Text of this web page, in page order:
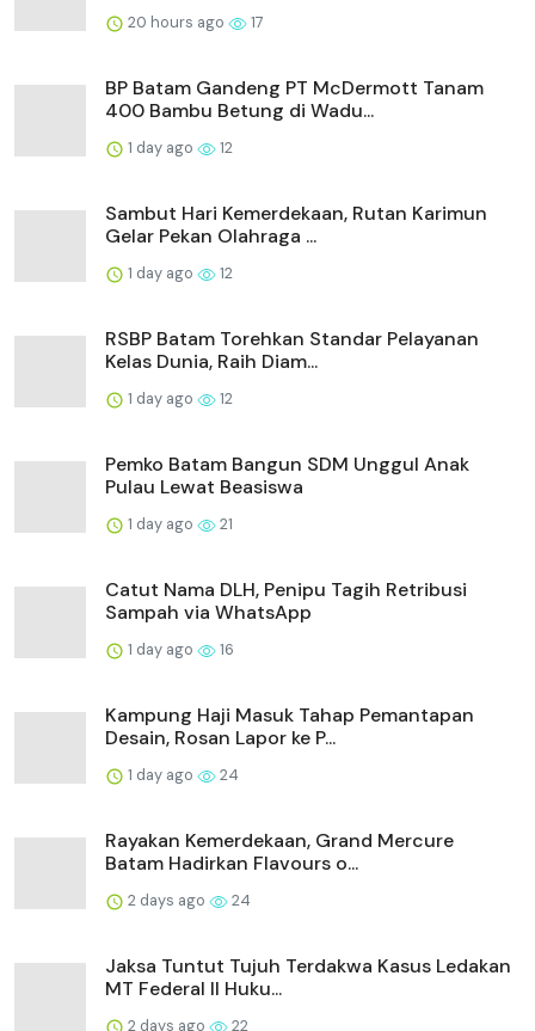
20 hours ago 17
BP Batam Gandeng PT McDermott Tanam
400 Bambu Betung di Wadu...
1 day ago 12
Sambut Hari Kemerdekaan, Rutan Karimun
Gelar Pekan Olahraga ...
1 day ago 12
RSBP Batam Torehkan Standar Pelayanan
Kelas Dunia, Raih Diam...
1 day ago 12
Pemko Batam Bangun SDM Unggul Anak
Pulau Lewat Beasiswa
1 day ago 21
Catut Nama DLH, Penipu Tagih Retribusi
Sampah via WhatsApp
1 day ago 16
Kampung Haji Masuk Tahap Pemantapan
Desain, Rosan Lapor ke P...
1 day ago 24
Rayakan Kemerdekaan, Grand Mercure
Batam Hadirkan Flavours o...
2 days ago 24
Jaksa Tuntut Tujuh Terdakwa Kasus Ledakan
MT Federal II Huku...
2 days ago 22